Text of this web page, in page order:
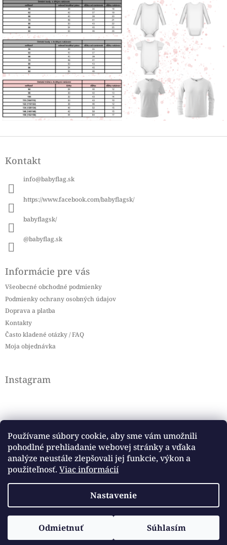
Používame súbory cookie, aby sme vám umožnili
pohodlné prehliadanie webovej stránky a vďaka
analýze neustále zlepšovali jej funkcie, výkon a
použiteľnosť. Viac informácií
Nastavenie
Odmietnuť Súhlasím
pKontakt
info@babyflag.sk
https://www.facebook.com/babyflagsk/
babyflagsk/
@babyflag.sk
Informácie pre vás
Všeobecné obchodné podmienky
Podmienky ochrany osobných údajov
Doprava a platba
Kontakty
Často kladené otázky / FAQ
Moja objednávka
Instagram
Sledovať na Instagrame
Facebook
Vytvoril ShoptetCopyright 2026
. Všetky práva vyhradené.
Upraviť nastavenie cookies